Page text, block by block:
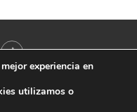
Developed by
experiencia en
utilizamos o